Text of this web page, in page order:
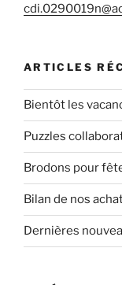
ARTICLES
Bientôt les
Puzzles
Brodons pour
Bilan de nos
Dernières